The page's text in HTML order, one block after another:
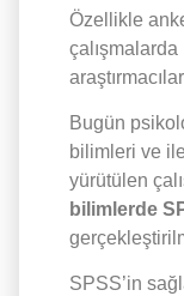
Özellikle
Bugün
bilimleri ve
yürütülen
bilimlerde
SPSS’in